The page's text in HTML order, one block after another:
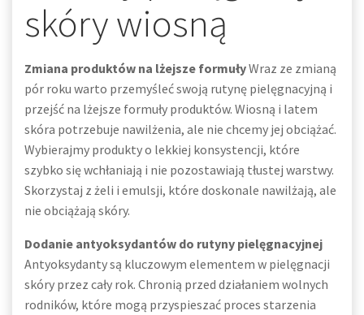
skóry wiosną
Zmiana produktów na lżejsze formułyWraz ze zmianą
pór roku warto przemyśleć swoją rutynę pielęgnacyjną i
przejść na lżejsze formuły produktów. Wiosną i latem
skóra potrzebuje nawilżenia, ale nie chcemy jej obciążać.
Wybierajmy produkty o lekkiej konsystencji, które
szybko się wchłaniają i nie pozostawiają tłustej warstwy.
Skorzystaj z żeli i emulsji, które doskonale nawilżają, ale
nie obciążają skóry.
Dodanie antyoksydantów do rutyny pielęgnacyjnej
Antyoksydanty są kluczowym elementem w pielęgnacji
skóry przez cały rok. Chronią przed działaniem wolnych
rodników, które mogą przyspieszać proces starzenia